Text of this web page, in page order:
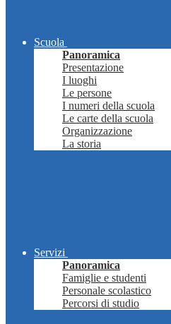
Scuola
Panoramica
Presentazione
I luoghi
Le persone
I numeri della scuola
Le carte della scuola
Organizzazione
La storia
Servizi
Panoramica
Famiglie e studenti
Personale scolastico
Percorsi di studio